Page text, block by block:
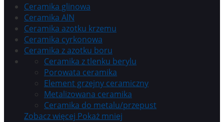
Ceramika glinowa
Ceramika AlN
Ceramika azotku krzemu
Ceramika cyrkonowa
Ceramika z azotku boru
Ceramika z tlenku berylu
Porowata ceramika
Element grzejny ceramiczny
Metalizowana ceramika
Ceramika do metalu/przepust
Zobacz więcej Pokaż mniej